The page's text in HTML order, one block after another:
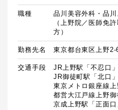
職種
品川美容外科・品
（上野院／医師免
方）
勤務先名 東京都台東区上野
交通手段
JR上野駅「不忍口
JR御徒町駅「北口
東京メトロ銀座線
都営大江戸線上野
京成上野駅「正面